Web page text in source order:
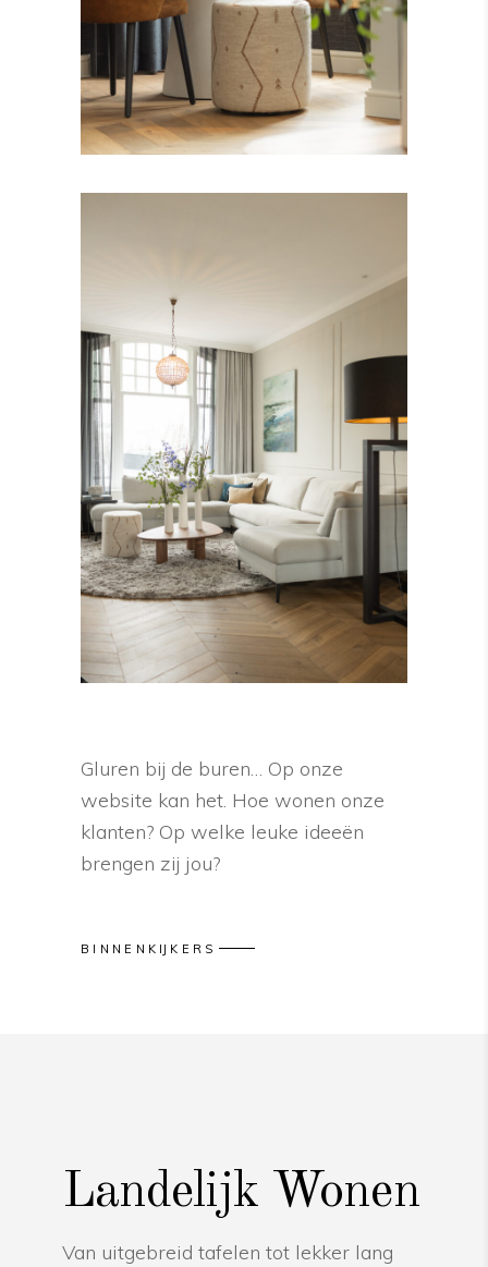
Gluren bij de buren… Op onze
website kan het. Hoe wonen onze
klanten? Op welke leuke ideeën
brengen zij jou?
BINNENKIJKERS
Landelijk Wonen
Van uitgebreid tafelen tot lekker lang